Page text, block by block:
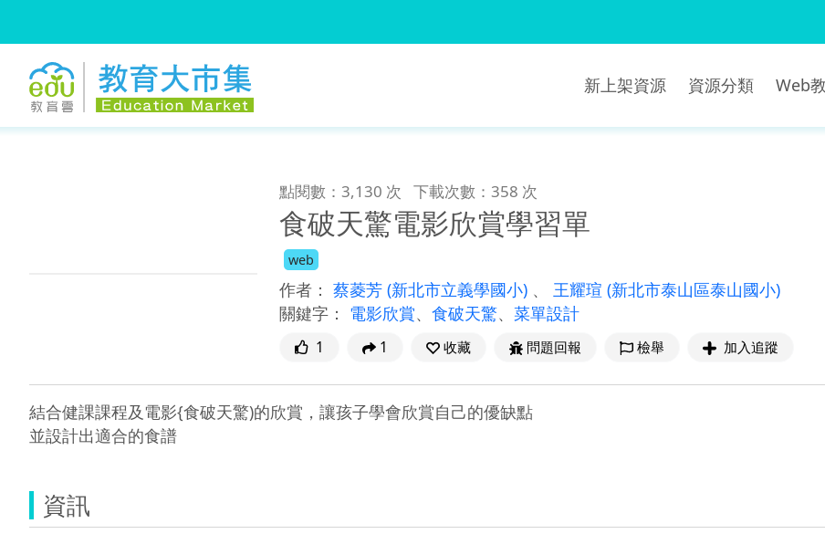
新上架資源 資源分類 Web
點閱數：3,130 次 下載次數：358 次
食破天驚電影欣賞學習單
web
作者： 蔡菱芳 (新北市立義學國小) 、 王耀瑄 (新北市泰山區泰山國小)
關鍵字： 電影欣賞、 食破天驚、 菜單設計
1 1 收藏 問題回報 檢舉 加入追蹤
結合健課課程及電影{食破天驚)的欣賞，讓孩子學會欣賞自己的優缺點
並設計出適合的食譜
資訊